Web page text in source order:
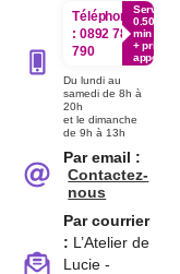
Téléphone
: 0892 780
790
Service
0.50€ /
min
+ prix
appel
Du lundi au
samedi de 8h à
20h
et le dimanche
de 9h à 13h
Par email :
Contactez-
nous
Par courrier
: L’Atelier de
Lucie -